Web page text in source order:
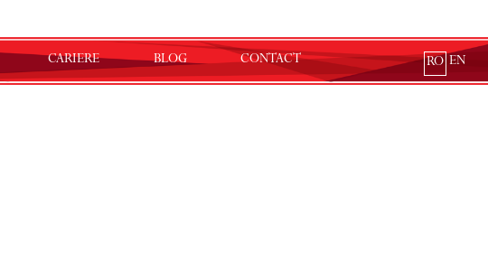
CARIERE BLOG CONTACT RO EN